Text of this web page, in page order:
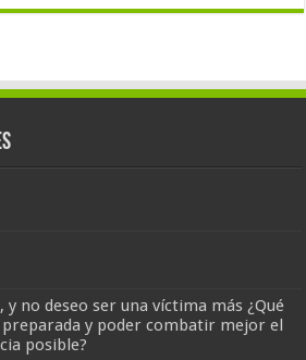
no deseo ser una víctima más ¿Qué
y poder combatir mejor el
posible?